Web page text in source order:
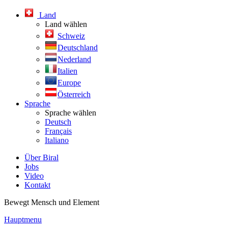
Land
Land wählen
Schweiz
Deutschland
Nederland
Italien
Europe
Österreich
Sprache
Sprache wählen
Deutsch
Français
Italiano
Über Biral
Jobs
Video
Kontakt
Bewegt Mensch und Element
Hauptmenu